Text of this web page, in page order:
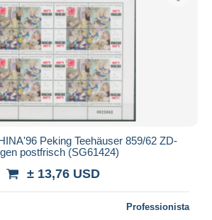
Peking Teehäuser 859/62 ZD-
postfrisch (SG61424)
± 13,76 USD
Professionista